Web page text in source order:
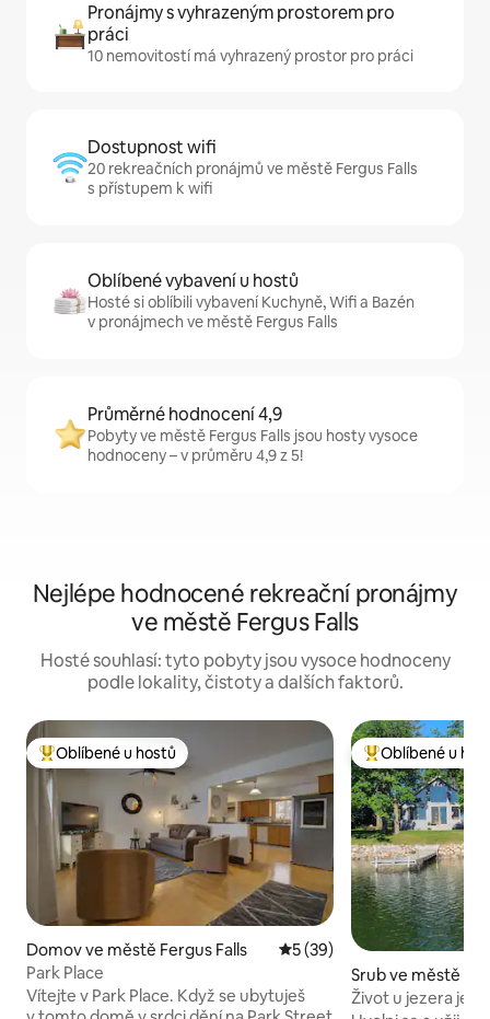
Pronájmy s vyhrazeným prostorem pro
práci
10 nemovitostí má vyhrazený prostor pro práci
Dostupnost wifi
20 rekreačních pronájmů ve městě Fergus Falls
s přístupem k wifi
Oblíbené vybavení u hostů
Hosté si oblíbili vybavení Kuchyně, Wifi a Bazén
v pronájmech ve městě Fergus Falls
Průměrné hodnocení 4,9
Pobyty ve městě Fergus Falls jsou hosty vysoce
hodnoceny – v průměru 4,9 z 5!
Nejlépe hodnocené rekreační pronájmy
ve městě Fergus Falls
Hosté souhlasí: tyto pobyty jsou vysoce hodnoceny
podle lokality, čistoty a dalších faktorů.
Nejlepší v kategorii Oblíbené u hostů
Oblíbené u hostů
Domov ve městě Fergus Falls Průměrné hodnocení 5 z 5,
5 (39)
Park Place
Vítejte v Park Place. Když se ubytuješ
Nejlepší v
Oblíbené u
Srub ve městě
Život u jezera je